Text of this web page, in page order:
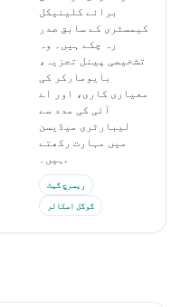
برائے کلینیکل
کیمسٹری کے سابق صدر
رہ چکے ہیں۔ وہ
تشخیصی پینل تجزیہ،
بایومارکر کی
معیاری کاری، اور اے
آئی کی مدد سے
لیبارٹری میڈیسن
میں مہارت رکھتے
ہیں۔.
ریسرچ گیٹ
گوگل اسکالر